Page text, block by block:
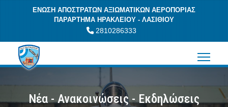
ΕΝΩΣΗ ΑΠΟΣΤΡΑΤΩΝ ΑΞΙΩΜΑΤΙΚΩΝ ΑΕΡΟΠΟΡΙΑΣ
ΠΑΡΑΡΤΗΜΑ ΗΡΑΚΛΕΙΟΥ - ΛΑΣΙΘΙΟΥ
2810286333
Νέα - Ανακοινώσεις - Εκδηλώσεις